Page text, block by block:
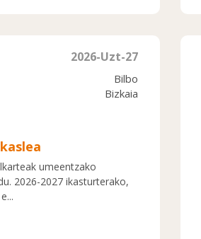
2026-Uzt-27
Bilbo
Bizkaia
umeentzako
2026-2027 ikasturterako,